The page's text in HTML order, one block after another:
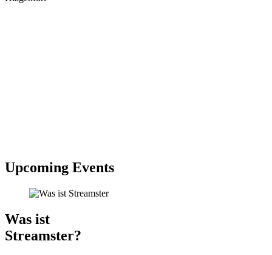
Upcoming Events
Was ist
Streamster?